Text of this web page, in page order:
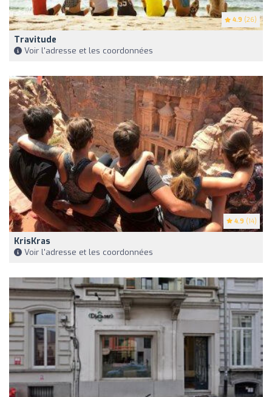
4.9 (26)
Travitude
Voir l'adresse et les coordonnées
4.9 (14)
KrisKras
Voir l'adresse et les coordonnées